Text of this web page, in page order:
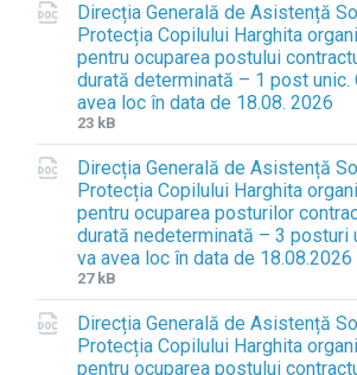
Direcția Generală de Asistență
Protecția Copilului Harghita
pentru ocuparea postului
durată determinată – 1 post unic.
avea loc în data de 18.08. 2026
F
i
l
e
e
x
t
e
n
s
i
F
i
l
e
s
i
z
e
:
23 kB
Direcția Generală de Asistență
Protecția Copilului Harghita
pentru ocuparea posturilor
durată nedeterminată – 3 posturi
va avea loc în data de 18.08.2026
F
i
l
e
F
i
l
e
27 kB
Direcția Generală de Asistență
Protecția Copilului Harghita
pentru ocuparea postului